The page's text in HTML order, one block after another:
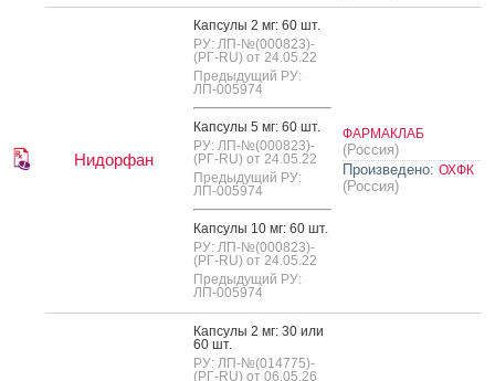
Нидорфан
Кап­су­лы 2 мг: 60 шт.
РУ: ЛП-№(000823)-
(РГ-RU) от 24.05.22
Предыдущий РУ:
ЛП-005974
Кап­су­лы 5 мг: 60 шт.
РУ: ЛП-№(000823)-
(РГ-RU) от 24.05.22
Предыдущий РУ:
ЛП-005974
Кап­су­лы 10 мг: 60 шт.
РУ: ЛП-№(000823)-
(РГ-RU) от 24.05.22
Предыдущий РУ:
ЛП-005974
ФАРМАКЛАБ
(Россия)
Произведено: ОХФК
(Россия)
Кап­су­лы 2 мг: 30 или
60 шт.
РУ: ЛП-№(014775)-
(РГ-RU) от 06.05.26